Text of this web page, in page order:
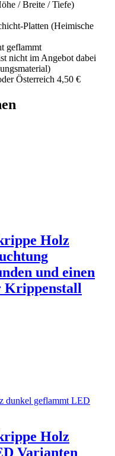
/ Breite / Tiefe)
Platten (Heimische
geflammt
nicht im Angebot dabei
Österreich 4,50 €
Holz
und einen
Krippenstall
Holz
Varianten